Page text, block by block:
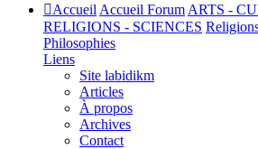
Accueil Accueil Forum ARTS -
RELIGIONS - SCIENCES
Philosophies
Liens
Site labidikm
Articles
À propos
Archives
Contact